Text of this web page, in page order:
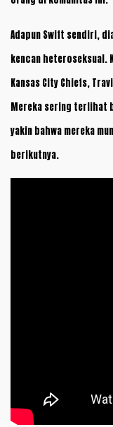
Adapun Swift sendiri,
kencan heteroseksual.
Kansas City Chiefs,
Mereka sering terlihat
yakin bahwa mereka
berikutnya.